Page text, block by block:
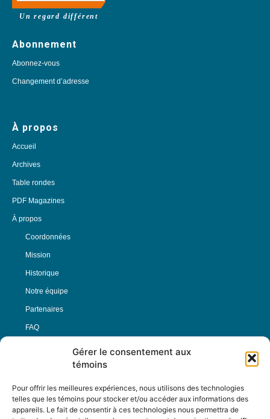
Gérer le consentement aux
témoins
Pour offrir les meilleures expériences, nous utilisons des technologies
telles que les témoins pour stocker et/ou accéder aux informations des
appareils. Le fait de consentir à ces technologies nous permettra de
Un regard différent
Abonnement
Abonnez-vous
Changement d’adresse
À propos
Accueil
Archives
Table rondes
PDF Magazines
À propos
Coordonnées
Mission
Historique
Notre équipe
Partenaires
FAQ